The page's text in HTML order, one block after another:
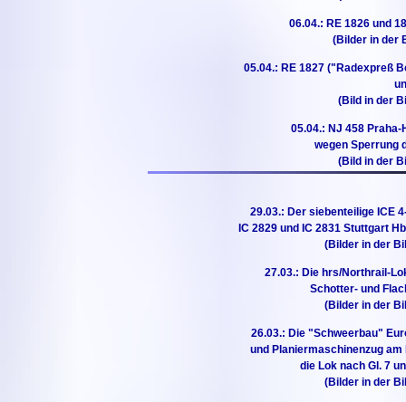
06.04.: RE 1826 und
(Bilder in der
05.04.: RE 1827 ("Radexpreß
(Bild in der
05.04.: NJ 458
wegen Sperrung
(Bild in der
29.03.: Der siebenteilige ICE
IC 2829 und IC 2831 Stuttgart
(Bilder in der
27.03.: Die hrs/Northrail-
Schotter- und
(Bilder in der
26.03.: Die "Schweerbau"
und Planiermaschinenzug am
die Lok nach Gl. 7
(Bilder in der